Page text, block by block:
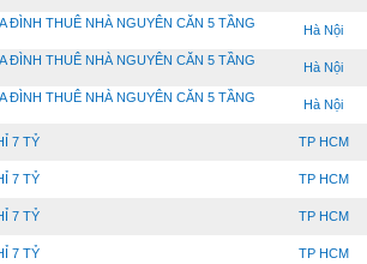
ĐÌNH THUÊ NHÀ NGUYÊN CĂN 5 TẦNG
Hà Nội
ĐÌNH THUÊ NHÀ NGUYÊN CĂN 5 TẦNG
Hà Nội
ĐÌNH THUÊ NHÀ NGUYÊN CĂN 5 TẦNG
Hà Nội
7 TỶ TP HCM
7 TỶ TP HCM
7 TỶ TP HCM
7 TỶ TP HCM